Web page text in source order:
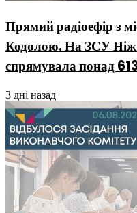
Прямий радіоефір з
Кодолою. На ЗСУ
спрямувала понад
3 дні назад